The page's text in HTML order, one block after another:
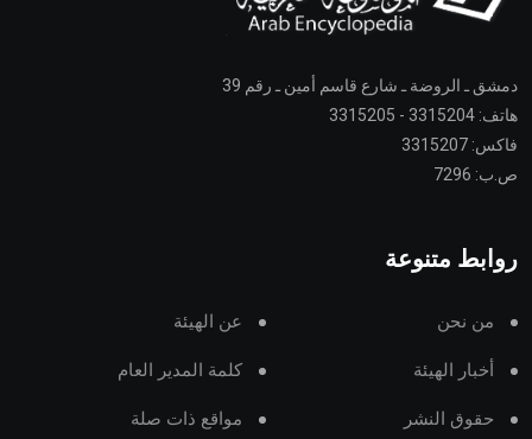
دمشق ـ الروضة ـ شارع قاسم أمين ـ رقم 39
هاتف: 3315204 - 3315205
فاكس: 3315207
ص.ب: 7296
روابط متنوعة
من نحن عن الهيئة
أخبار الهيئة كلمة المدير العام
حقوق النشر مواقع ذات صلة